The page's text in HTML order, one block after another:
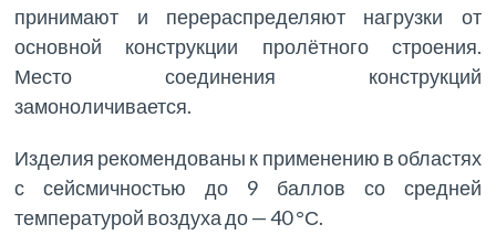
принимают и перераспределяют нагрузки от
основной конструкции пролётного строения.
Место соединения конструкций
замоноличивается.
Изделия рекомендованы к применению в областях
с сейсмичностью до 9 баллов со средней
температурой воздуха до — 40 °С.